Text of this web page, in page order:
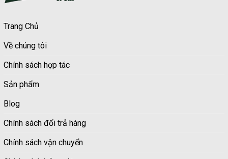
Trang Chủ
Về chúng tôi
Chính sách hợp tác
Sản phẩm
Blog
Chính sách đổi trả hàng
Chính sách vận chuyển